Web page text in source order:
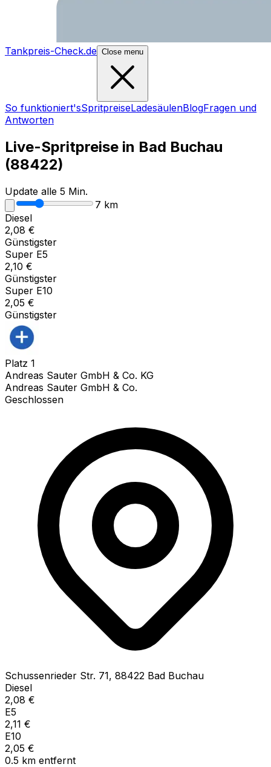
Tankpreis-Check.de Close menu
So funktioniert'sSpritpreiseLadesäulenBlogFragen und
Antworten
Live-Spritpreise in Bad Buchau
(88422)
Update alle 5 Min.
7 km
Diesel
2,08 €
Günstigster
Super E5
2,10 €
Günstigster
Super E10
2,05 €
Günstigster
Platz 1
Andreas Sauter GmbH & Co. KG
Andreas Sauter GmbH & Co.
Geschlossen
Schussenrieder Str. 71, 88422 Bad Buchau
Diesel
2,08 €
E5
2,11 €
E10
2,05 €
0.5 km entfernt